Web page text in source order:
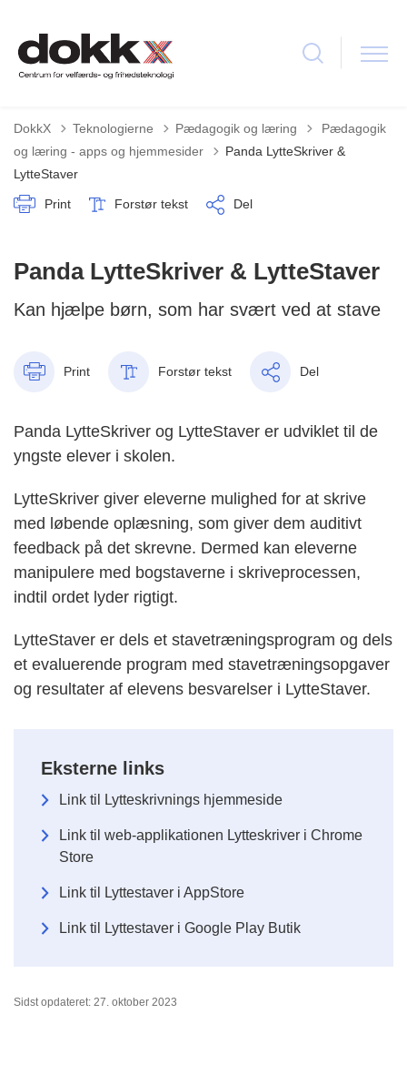
DokkX Teknologierne Pædagogik og læring Tilbage til
Pædagogik
og læring - apps og hjemmesider
Panda LytteSkriver &
LytteStaver
Print Forstør tekst Del
Panda LytteSkriver & LytteStaver
Kan hjælpe børn, som har svært ved at stave
Print Forstør tekst Del
Panda LytteSkriver og LytteStaver er udviklet til de
yngste elever i skolen.
LytteSkriver giver eleverne mulighed for at skrive
med løbende oplæsning, som giver dem auditivt
feedback på det skrevne. Dermed kan eleverne
manipulere med bogstaverne i skriveprocessen,
indtil ordet lyder rigtigt.
LytteStaver er dels et stavetræningsprogram og dels
et evaluerende program med stavetræningsopgaver
og resultater af elevens besvarelser i LytteStaver.
Eksterne links
Link til Lytteskrivnings hjemmeside
Link til web-applikationen Lytteskriver i Chrome
Store
Link til Lyttestaver i AppStore
Link til Lyttestaver i Google Play Butik
Sidst opdateret: 27. oktober 2023